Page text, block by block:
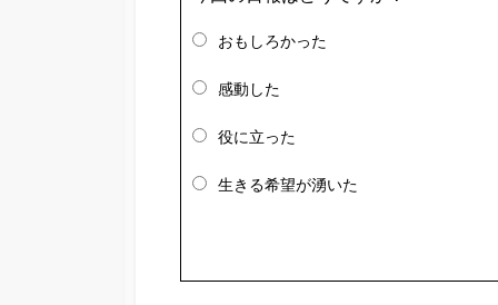
おもしろかった
感動した
役に立った
生きる希望が湧いた